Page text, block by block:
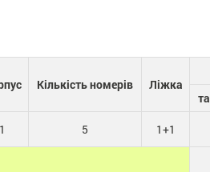
Кількість номерів Ліжка
1 5 1+1